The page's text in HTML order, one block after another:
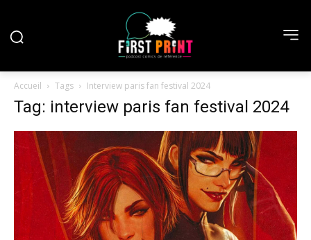
Accueil Tags Interview paris fan festival 2024
Tag: interview paris fan festival 2024